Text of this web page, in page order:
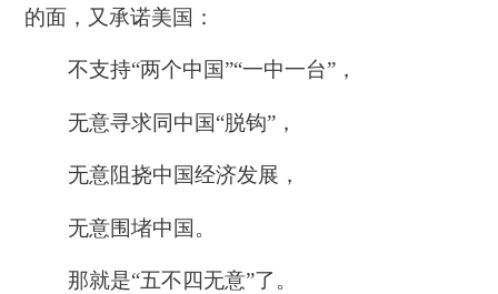
的面，又承诺美国：
不支持“两个中国”“一中一台”，
无意寻求同中国“脱钩”，
无意阻挠中国经济发展，
无意围堵中国。
那就是“五不四无意”了。